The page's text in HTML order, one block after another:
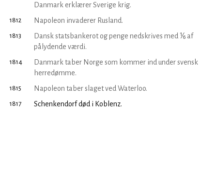
Danmark erklærer Sverige krig.
1812 Napoleon invaderer Rusland.
1813
Dansk statsbankerot og penge nedskrives med ⅙ af
pålydende værdi.
1814
Danmark taber Norge som kommer ind under svensk
herredømme.
1815 Napoleon taber slaget ved Waterloo.
1817 Schenkendorf død i Koblenz.